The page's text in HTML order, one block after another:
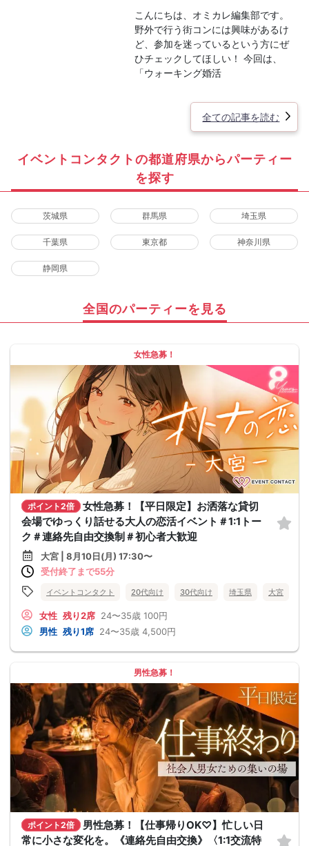
こんにちは、オミカレ編集部です。
野外で行う街コンには興味があるけ
ど、参加を迷っているという方にぜ
ひチェックしてほしい！ 今回は、
「ウォーキング婚活
全ての記事を読む
イベントコンタクトの都道府県からパーティー
を探す
茨城県 群馬県 埼玉県
千葉県 東京都 神奈川県
静岡県
全国のパーティーを見る
女性急募！
ポイント2倍
女性急募！【平日限定】お洒落な貸切
会場でゆっくり話せる大人の恋活イベント＃1:1トー
ク＃連絡先自由交換制＃初心者大歓迎
大宮 | 8月10日(月) 17:30〜
受付終了まで55分
イベントコンタクト 20代向け 30代向け 埼玉県 大宮
女性 残り2席 24〜35歳 100円
男性 残り1席 24〜35歳 4,500円
男性急募！
ポイント2倍
男性急募！【仕事帰りOK♡】忙しい日
常に小さな変化を。《連絡先自由交換》〈1:1交流特